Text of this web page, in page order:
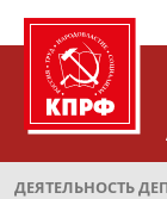
ДЕЯТЕЛЬНОСТЬ